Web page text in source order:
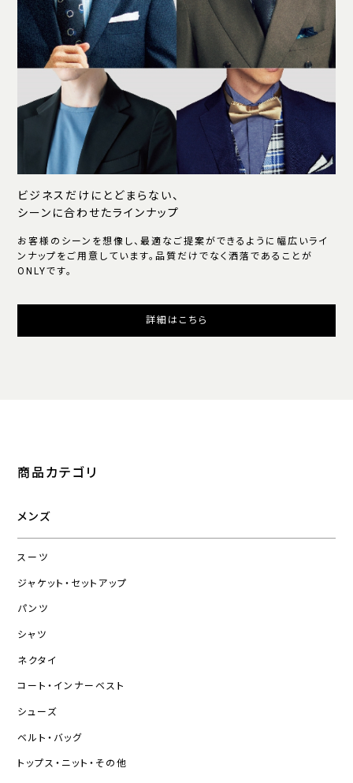
ビジネスだけにとどまらない、
シーンに合わせたラインナップ
お客様のシーンを想像し、最適なご提案ができるように幅広いライ
ンナップをご用意しています。品質だけでなく洒落であることが
ONLYです。
詳細はこちら
商品カテゴリ
メンズ
スーツ
ジャケット・セットアップ
パンツ
シャツ
ネクタイ
コート・インナーベスト
シューズ
ベルト・バッグ
トップス・ニット・その他